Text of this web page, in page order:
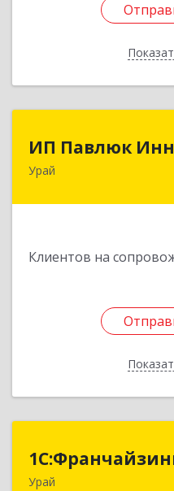
ИП Павлюк
Урай
Клиентов на
628284, Ханты-
Урай
628284, Ханты-